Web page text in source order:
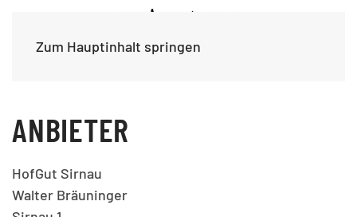
Zum Hauptinhalt springen
ANBIETER
HofGut Sirnau
Walter Bräuninger